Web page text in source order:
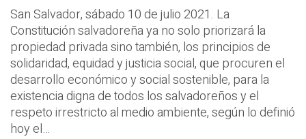
San Salvador, sábado 10 de julio 2021. La
Constitución salvadoreña ya no solo priorizará la
propiedad privada sino también, los principios de
solidaridad, equidad y justicia social, que procuren el
desarrollo económico y social sostenible, para la
existencia digna de todos los salvadoreños y el
respeto irrestricto al medio ambiente, según lo definió
hoy el…